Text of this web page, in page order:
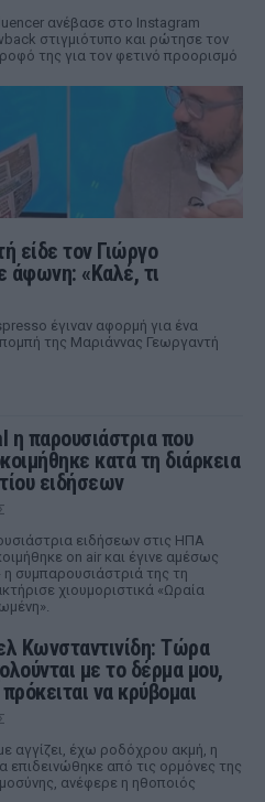
ανέβασε στο Instagram
στιγμιότυπο και ρώτησε τον
της για τον φετινό προορισμό
είδε τον Γιώργο
άφωνη: «Καλέ, τι
έγιναν αφορμή για ένα
της Μαριάννας Γεωργαντή
η παρουσιάστρια που
κατά τη διάρκεια
ειδήσεων
ειδήσεων στις ΗΠΑ
on air και έγινε αμέσως
η συμπαρουσιάστριά της τη
χιουμοριστικά «Ωραία
Κωνσταντινίδη: Τώρα
με το δέρμα μου,
να κρύβομαι
αγγίζει, έχω ροδόχρου ακμή, η
επιδεινώθηκε από τις ορμόνες της
ανέφερε η ηθοποιός